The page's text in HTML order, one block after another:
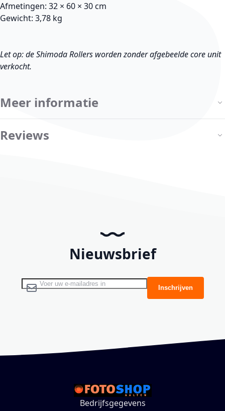
Afmetingen: 32 × 60 × 30 cm
Gewicht: 3,78 kg
Let op: de Shimoda Rollers worden zonder afgebeelde core unit
verkocht.
Meer informatie
Reviews
Nieuwsbrief
Abonneer u op onze nieuwsbrief Inschrijven
Bedrijfsgegevens